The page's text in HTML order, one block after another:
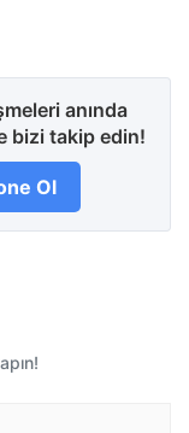
anında
bizi takip edin!
Ol